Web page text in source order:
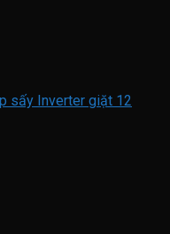
sấy Inverter giặt 12